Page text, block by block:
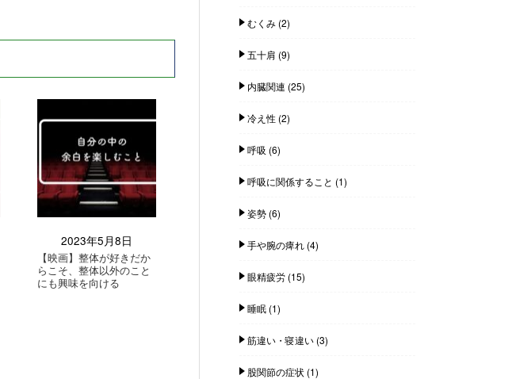
2023年5月8日
【映画】整体が好きだか
らこそ、整体以外のこと
にも興味を向ける
むくみ(2)
五十肩 (9)
内臓関連 (25)
冷え性(2)
呼吸 (6)
呼吸に関係すること (1)
姿勢(6)
手や腕の痺れ(4)
眼精疲労(15)
睡眠(1)
筋違い・寝違い(3)
股関節の症状(1)